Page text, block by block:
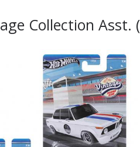
Collection Asst.